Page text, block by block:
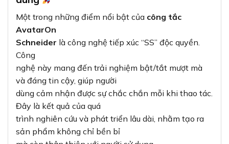
Một trong những điểm nổi bật của công tắc
AvatarOn
Schneider là công nghệ tiếp xúc “SS” độc quyền.
Công
nghệ này mang đến trải nghiệm bật/tắt mượt mà
và đáng tin cậy, giúp người
dùng cảm nhận được sự chắc chắn mỗi khi thao tác.
Đây là kết quả của quá
trình nghiên cứu và phát triển lâu dài, nhằm tạo ra
sản phẩm không chỉ bền bỉ